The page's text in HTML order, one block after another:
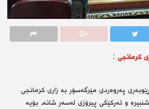
كرمانجی :
پەروەردی مێرگەسۆر بە زاری كرمانجی
و ئەركێكی پیرۆزی لەسەر شانە، بۆیە